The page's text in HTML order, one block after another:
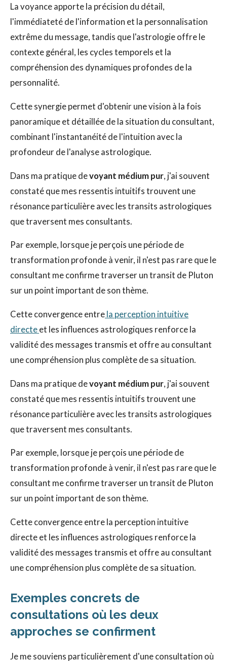
La voyance apporte la précision du détail,
l'immédiateté de l'information et la personnalisation
extrême du message, tandis que l'astrologie offre le
contexte général, les cycles temporels et la
compréhension des dynamiques profondes de la
personnalité.
Cette synergie permet d'obtenir une vision à la fois
panoramique et détaillée de la situation du consultant,
combinant l'instantanéité de l'intuition avec la
profondeur de l'analyse astrologique.
Dans ma pratique devoyant médium pur, j'ai souvent
constaté que mes ressentis intuitifs trouvent une
résonance particulière avec les transits astrologiques
que traversent mes consultants.
Par exemple, lorsque je perçois une période de
transformation profonde à venir, il n'est pas rare que le
consultant me confirme traverser un transit de Pluton
sur un point important de son thème.
Cette convergence entre la perception intuitive
directe et les influences astrologiques renforce la
validité des messages transmis et offre au consultant
une compréhension plus complète de sa situation.
Dans ma pratique devoyant médium pur, j'ai souvent
constaté que mes ressentis intuitifs trouvent une
résonance particulière avec les transits astrologiques
que traversent mes consultants.
Par exemple, lorsque je perçois une période de
transformation profonde à venir, il n'est pas rare que le
consultant me confirme traverser un transit de Pluton
sur un point important de son thème.
Cette convergence entre la perception intuitive
directe et les influences astrologiques renforce la
validité des messages transmis et offre au consultant
une compréhension plus complète de sa situation.
Exemples concrets de
consultations où les deux
approches se confirment
Je me souviens particulièrement d'une consultation où